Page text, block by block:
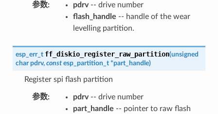
参数: pdrv-- drive number
flash_handle -- handle of the wear
levelling partition.
esp_err_t ff_diskio_register_raw_partition(unsigned
char pdrv, const esp_partition_t *part_handle)
Register spi flash partition
参数: pdrv-- drive number
part_handle -- pointer to raw flash